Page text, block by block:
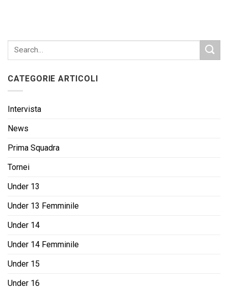
CATEGORIE ARTICOLI
Intervista
News
Prima Squadra
Tornei
Under 13
Under 13 Femminile
Under 14
Under 14 Femminile
Under 15
Under 16